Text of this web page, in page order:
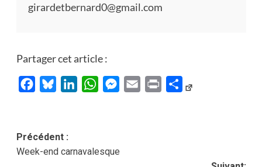
girardetbernard0@gmail.com
Partager cet article :
FacebookBlueskyLinkedInWhatsAppMessenger
Email Print Partager
Navigation
d’article
Précédent :
Week-end carnavalesque